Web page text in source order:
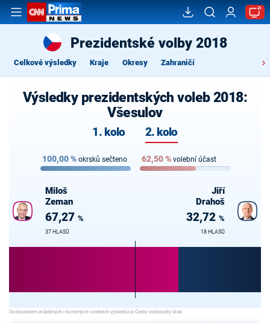
Prezidentské volby 2018
Celkové výsledky Kraje Okresy Zahraničí
Výsledky prezidentských voleb 2018:
Všesulov
1. kolo 2. kolo
100,00% okrsků sečteno 62,50% volební účast
Miloš
Zeman
67,27 %
37 HLASŮ
Jiří
Drahoš
32,72 %
18 HLASŮ